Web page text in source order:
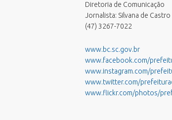
Diretoria de Comunicação
Jornalista: Silvana de Castro
(47) 3267-7022
www.bc.sc.gov.br
www.facebook.com/
www.instagram.com/
www.twitter.com/
www.flickr.com/photos/